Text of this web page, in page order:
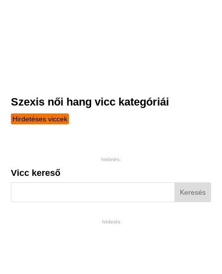
Szexis női hang vicc kategóriái
Hirdetéses viccek
hirdetés:
Vicc kereső
hirdetés